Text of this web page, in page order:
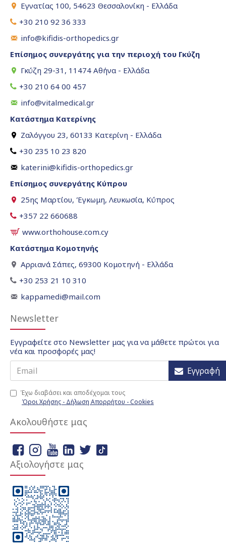
Εγνατίας 100, 54623 Θεσσαλονίκη - Ελλάδα
+30 210 92 36 333
info@kifidis-orthopedics.gr
Επίσημος συνεργάτης για την περιοχή του Γκύζη
Γκύζη 29-31, 11474 Αθήνα - Ελλάδα
+30 210 64 00 457
info@vitalmedical.gr
Κατάστημα Κατερίνης
Ζαλόγγου 23, 60133 Κατερίνη - Ελλάδα
+30 235 10 23 820
katerini@kifidis-orthopedics.gr
Επίσημος συνεργάτης Κύπρου
25ης Μαρτίου, Έγκωμη, Λευκωσία, Κύπρος
+357 22 660688
www.orthohouse.com.cy
Κατάστημα Κομοτηνής
Αρριανά Σάπες, 69300 Κομοτηνή - Ελλάδα
+30 253 21 10 310
kappamedi@mail.com
Newsletter
Εγγραφείτε στο Newsletter μας για να μάθετε πρώτοι για
νέα και προσφορές μας!
Εγγραφή
Έχω διαβάσει και αποδέχομαι τους
Όροι Χρήσης - Δήλωση Απορρήτου - Cookies
Ακολουθήστε μας
Αξιολογήστε μας